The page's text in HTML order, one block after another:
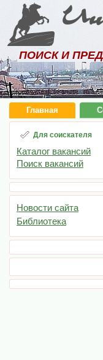
ПОИСК И
Главная
Для соискателя
Каталог вакансий
Поиск вакансий
Новости сайта
Библиотека